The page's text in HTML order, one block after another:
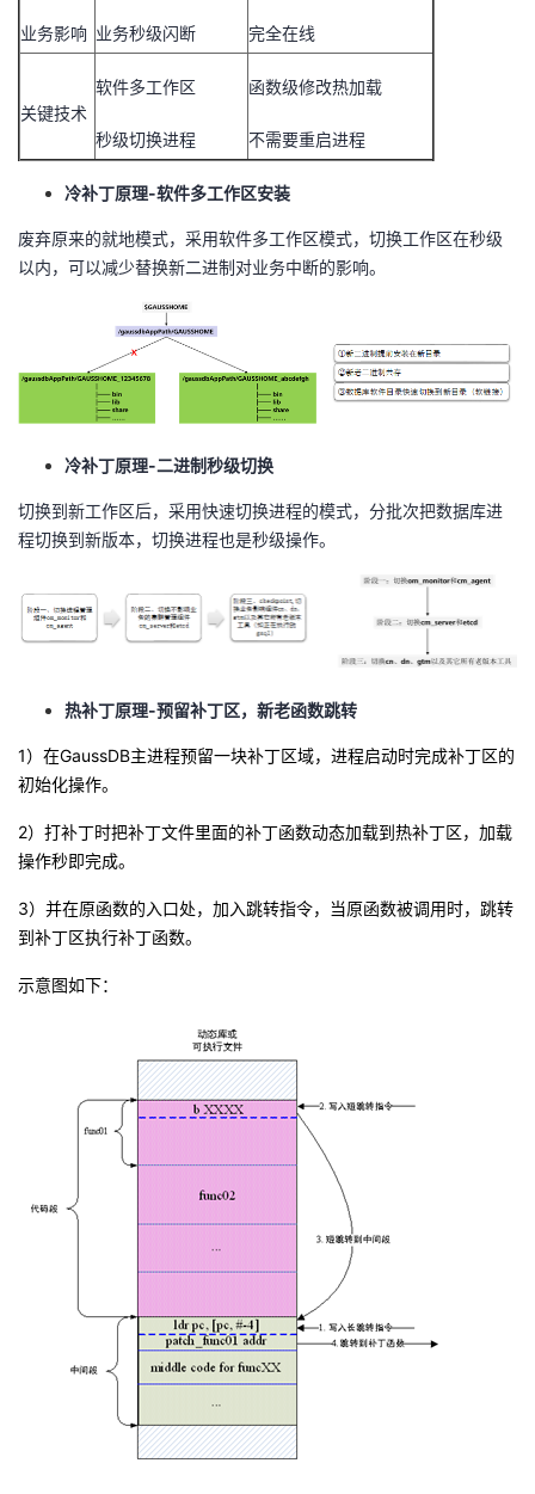
业务影响 业务秒级闪断 完全在线
关键技术
软件多工作区
秒级切换进程
函数级修改热加载
不需要重启进程
冷补丁原理-软件多工作区安装
废弃原来的就地模式，采用软件多工作区模式，切换工作区在秒级
以内，可以减少替换新二进制对业务中断的影响。
冷补丁原理-二进制秒级切换
切换到新工作区后，采用快速切换进程的模式，分批次把数据库进
程切换到新版本，切换进程也是秒级操作。
热补丁原理-预留补丁区，新老函数跳转
1）在GaussDB主进程预留一块补丁区域，进程启动时完成补丁区的
初始化操作。
2）打补丁时把补丁文件里面的补丁函数动态加载到热补丁区，加载
操作秒即完成。
3）并在原函数的入口处，加入跳转指令，当原函数被调用时，跳转
到补丁区执行补丁函数。
示意图如下：